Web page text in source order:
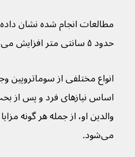
مطالعات انجام شده نشان
حدود ۵ سانتی متر افزایش می‌دهد.
انواع مختلفی از سوماتروپین
اساس نیازهای فرد و پس
والدین او، از جمله هر گونه
می‌شود.